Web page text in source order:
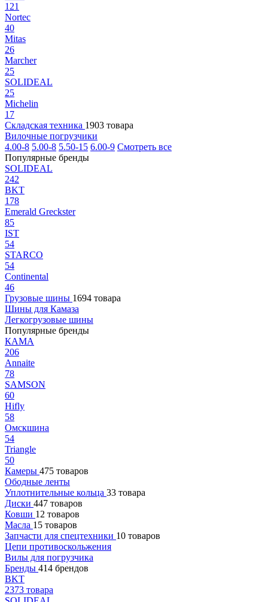
121
Nortec
40
Mitas
26
Marcher
25
SOLIDEAL
25
Michelin
17
Складская техника 1903 товара
Вилочные погрузчики
4.00-8 5.00-8 5.50-15 6.00-9 Смотреть все
Популярные бренды
SOLIDEAL
242
BKT
178
Emerald Greckster
85
IST
54
STARCO
54
Continental
46
Грузовые шины 1694 товара
Шины для Камаза
Легкогрузовые шины
Популярные бренды
КАМА
206
Annaite
78
SAMSON
60
Hifly
58
Омскшина
54
Triangle
50
Камеры 475 товаров
Ободные ленты
Уплотнительные кольца 33 товара
Диски 447 товаров
Ковши 12 товаров
Масла 15 товаров
Запчасти для спецтехники 10 товаров
Цепи противоскольжения
Вилы для погрузчика
Бренды 414 брендов
BKT
2373 товара